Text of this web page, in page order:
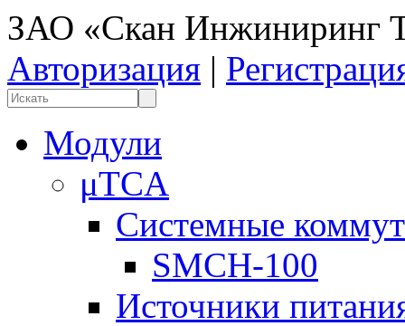
ЗАО «Скан Инжиниринг
Авторизация |
Модули
μTCA
Системные
SMCH-100
Источники